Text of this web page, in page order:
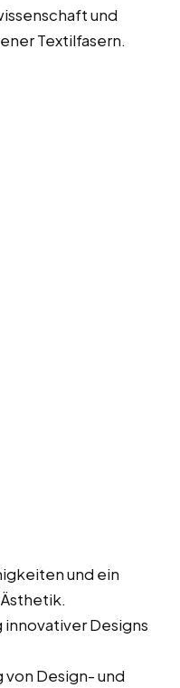
und
Textilfasern.
und ein
Designs
von Design- und